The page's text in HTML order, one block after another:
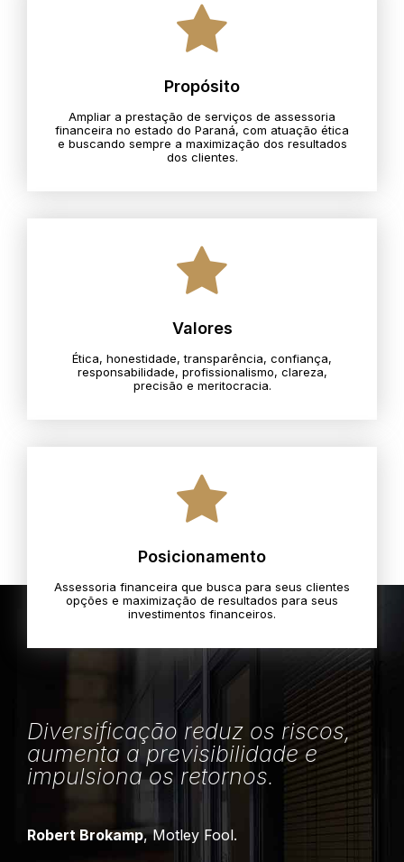
Propósito
Ampliar a prestação de serviços de assessoria
financeira no estado do Paraná, com atuação ética
e buscando sempre a maximização dos resultados
dos clientes.
Valores
Ética, honestidade, transparência, confiança,
responsabilidade, profissionalismo, clareza,
precisão e meritocracia.​
Posicionamento
Assessoria financeira que busca para seus clientes
opções e maximização de resultados para seus
investimentos financeiros.
Diversificação reduz os riscos,
aumenta a previsibilidade e
impulsiona os retornos.
Robert Brokamp, Motley Fool.